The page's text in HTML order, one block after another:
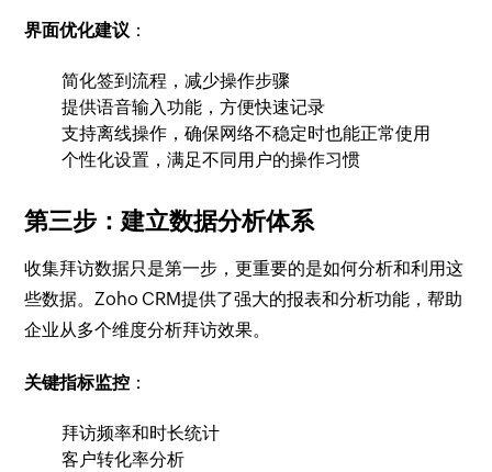
界面优化建议 ：
简化签到流程，减少操作步骤
提供语音输入功能，方便快速记录
支持离线操作，确保网络不稳定时也能正常使用
个性化设置，满足不同用户的操作习惯
第三步：建立数据分析体系
收集拜访数据只是第一步，更重要的是如何分析和利用这
些数据。Zoho CRM提供了强大的报表和分析功能，帮助
企业从多个维度分析拜访效果。
关键指标监控 ：
拜访频率和时长统计
客户转化率分析